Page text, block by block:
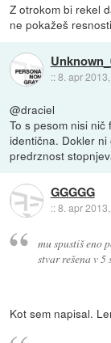
Z otrokom bi rekel
ne pokažeš
::8. apr
@draciel
To s pesom nisi
identična. Dokler
predrznost
GGGGG
::8. apr
mu spustiš eno
stvar rešena v 5
Kot sem napisal.